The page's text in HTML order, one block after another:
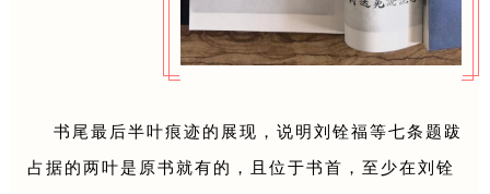
书尾最后半叶痕迹的展现，说明刘铨福等七条题跋
占据的两叶是原书就有的，且位于书首，至少在刘铨